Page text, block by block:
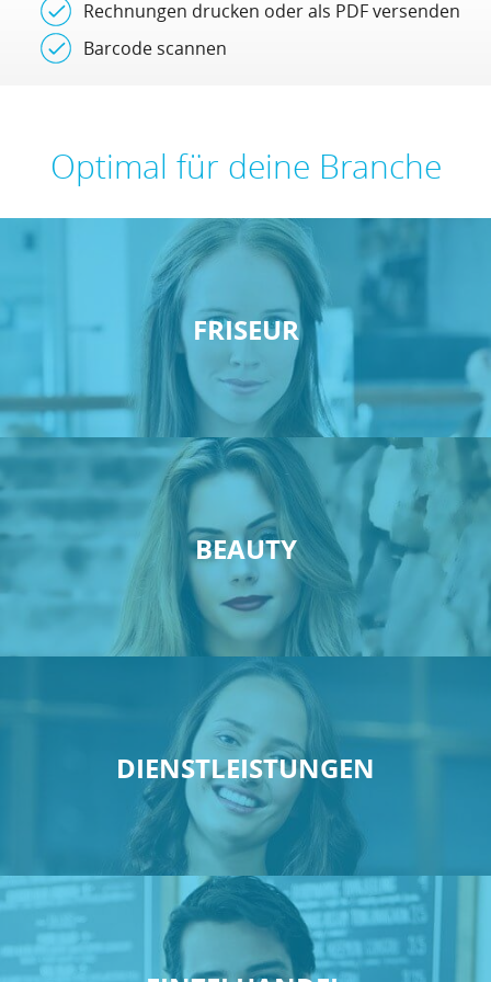
Rechnungen drucken oder als PDF versenden
Barcode scannen
Optimal für deine Branche
FRISEUR
BEAUTY
DIENSTLEISTUNGEN